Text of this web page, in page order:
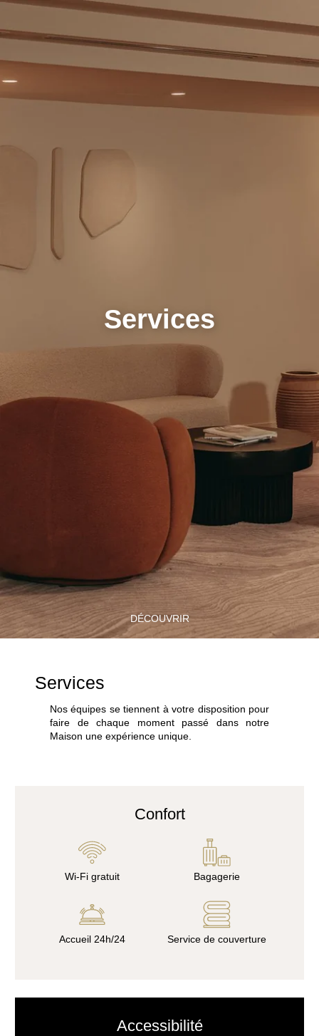
Services
DÉCOUVRIR
Services
Nos équipes se tiennent à votre disposition pour
faire de chaque moment passé dans notre
Maison une expérience unique.
Confort
Wi-Fi gratuit Bagagerie
Accueil 24h/24 Service de couverture
Accessibilité